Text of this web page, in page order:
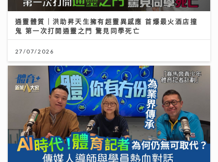
通靈體質｜洪助昇天生擁有超靈異感應 首爆最火酒店撞
鬼 第一次打開通靈之門 驚見同學死亡
27/07/2026